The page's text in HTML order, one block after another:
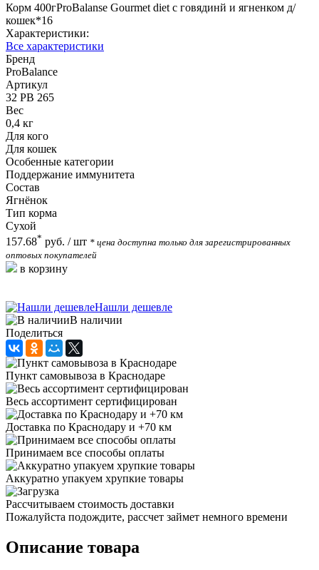
Корм 400гProBalanse Gourmet diet с говядинй и ягненком д/
кошек*16
Характеристики:
Все характеристики
Бренд
ProBalance
Артикул
32 PB 265
Вес
0,4 кг
Для кого
Для кошек
Особенные категории
Поддержание иммунитета
Состав
Ягнёнок
Тип корма
Сухой
157.68* руб. / шт * цена доступна только для зарегистрированных
оптовых покупателей
в корзину
Нашли дешевле
В наличии
Поделиться
Пункт самовывоза в Краснодаре
Весь ассортимент сертифицирован
Доставка по Краснодару и +70 км
Принимаем все способы оплаты
Аккуратно упакуем хрупкие товары
Рассчитываем стоимость доставки
Пожалуйста подождите, рассчет займет немного времени
Описание товара